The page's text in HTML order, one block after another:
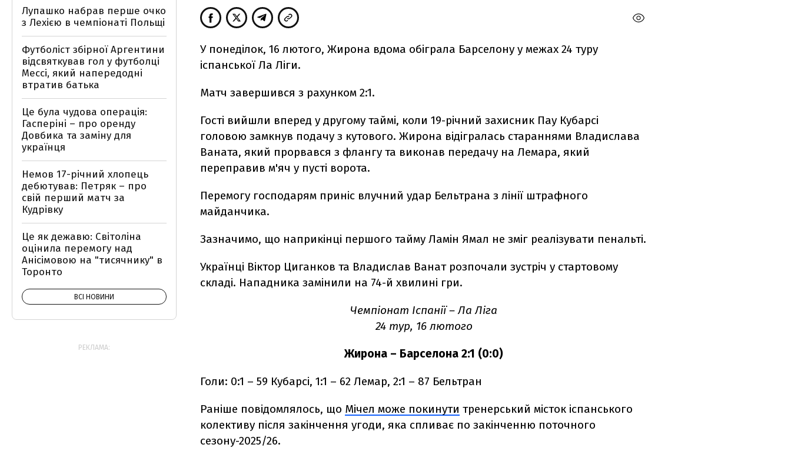
У понеділок, 16 лютого, Жирона вдома обіграла Барселону у межах 24 туру
іспанської Ла Ліги.
Матч завершився з рахунком 2:1.
Гості вийшли вперед у другому таймі, коли 19-річний захисник Пау Кубарсі
головою замкнув подачу з кутового. Жирона відігралась стараннями Владислава
Ваната, який прорвався з флангу та виконав передачу на Лемара, який
переправив м'яч у пусті ворота.
Перемогу господарям приніс влучний удар Бельтрана з лінії штрафного
майданчика.
Зазначимо, що наприкінці першого тайму Ламін Ямал не зміг реалізувати пенальті.
Українці Віктор Циганков та Владислав Ванат розпочали зустріч у стартовому
складі. Нападника замінили на 74-й хвилині гри.
Чемпіонат Іспанії – Ла Ліга
24 тур, 16 лютого
Жирона – Барселона 2:1 (0:0)
Голи: 0:1 – 59 Кубарсі, 1:1 – 62 Лемар, 2:1 – 87 Бельтран
Раніше повідомлялось, що Мічел може покинути тренерський місток іспанського
колективу після закінчення угоди, яка спливає по закінченню поточного
сезону-2025/26.
Лупашко набрав перше очко
з Лехією в чемпіонаті Польщі
Футболіст збірної Аргентини
відсвяткував гол у футболці
Мессі, який напередодні
втратив батька
Це була чудова операція:
Гасперіні – про оренду
Довбика та заміну для
українця
Немов 17-річний хлопець
дебютував: Петряк – про
свій перший матч за
Кудрівку
Це як дежавю: Світоліна
оцінила перемогу над
Анісімовою на "тисячнику" в
Торонто
ВСІ НОВИНИ
РЕКЛАМА: